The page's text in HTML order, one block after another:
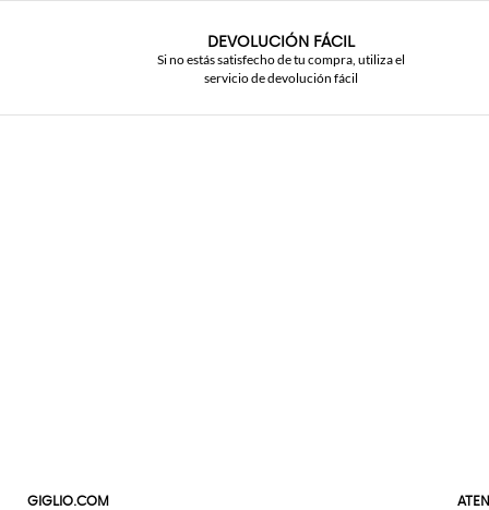
DEVOLUCIÓN FÁCIL
Si no estás satisfecho de tu compra, utiliza el
servicio de devolución fácil
GIGLIO.COM